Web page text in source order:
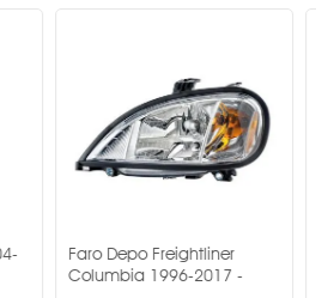
Faro Depo Freightliner
Columbia 1996-2017 -